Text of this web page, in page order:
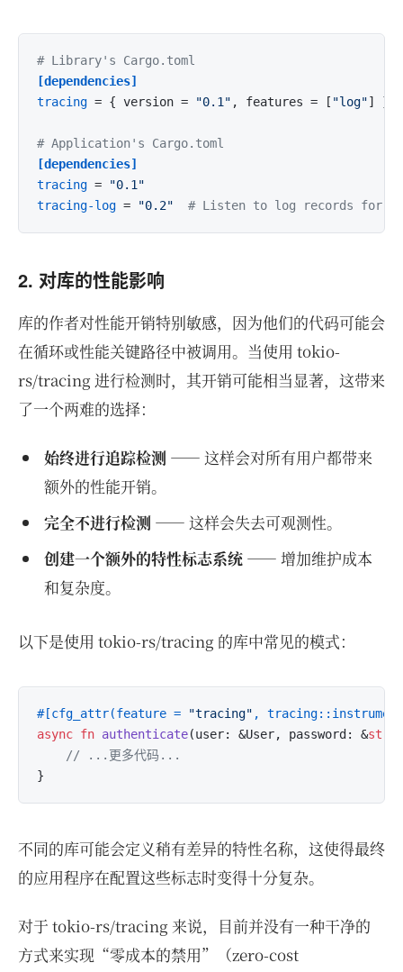
# Library's Cargo.toml
[dependencies]
tracing = { version = "0.1" , features = [ "log"] }
# Application's Cargo.toml
[dependencies]
tracing =
"0.1"
tracing-log = "0.2" # Listen to log records for
2. 对库的性能影响
库的作者对性能开销特别敏感，因为他们的代码可能会
在循环或性能关键路径中被调用。当使用 tokio-
rs/tracing 进行检测时，其开销可能相当显著，这带来
了一个两难的选择：
始终进行追踪检测—— 这样会对所有用户都带来
额外的性能开销。
完全不进行检测—— 这样会失去可观测性。
创建一个额外的特性标志系统—— 增加维护成本
和复杂度。
以下是使用 tokio-rs/tracing 的库中常见的模式：
#[cfg_attr(feature = "tracing" ,
async fn authenticate(user: &User, password: &str
// ...更多代码...
不同的库可能会定义稍有差异的特性名称，这使得最终
的应用程序在配置这些标志时变得十分复杂。
对于 tokio-rs/tracing 来说，目前并没有一种干净的
方式来实现“零成本的禁用”（zero-cost